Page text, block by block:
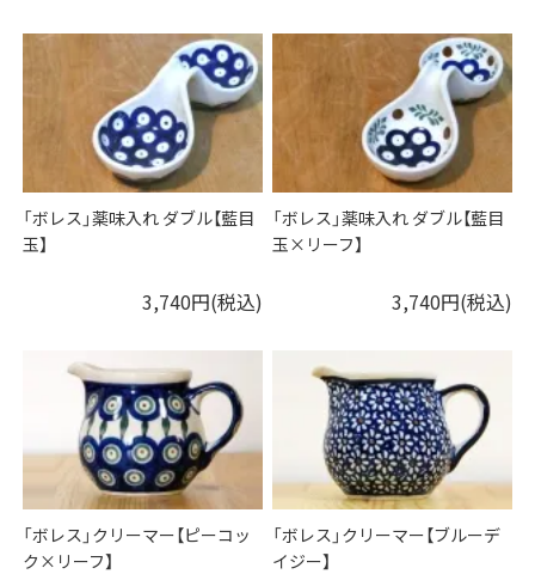
「ボレス」薬味入れ ダブル【藍目
玉】
3,740円(税込)
「ボレス」薬味入れ ダブル【藍目
玉×リーフ】
3,740円(税込)
「ボレス」クリーマー【ピーコッ
ク×リーフ】
「ボレス」クリーマー【ブルーデ
イジー】